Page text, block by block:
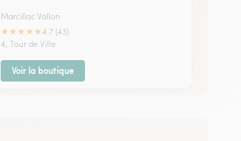
Marcillac Vallon
★★★★★4.7 (43)
4, Tour de Ville
Voir la boutique